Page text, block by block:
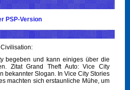
PSP-Version
Civilisation:
begeben und kann einiges über die
Zitat Grand Theft Auto: Vice City
bekannter Slogan. In Vice City Stories
machten sich erstaunliche Mühe, um